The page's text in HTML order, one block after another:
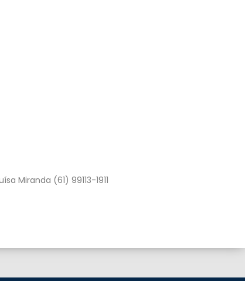
Miranda (61) 99113-1911